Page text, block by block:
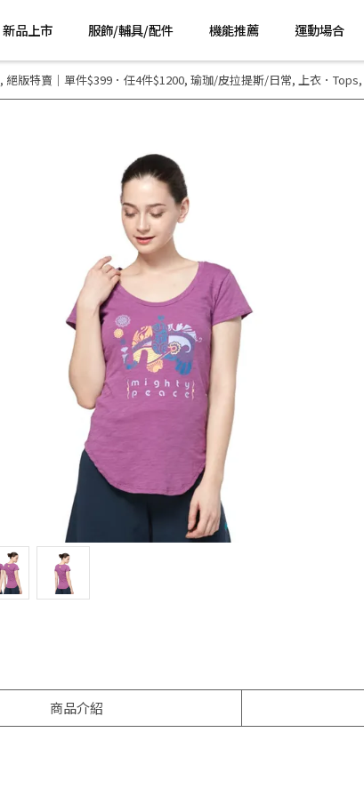
新品上市 服飾/輔具/配件 機能推薦 運動場合
, 絕版特賣｜單件$399．任4件$1200, 瑜珈/皮拉提斯/日常, 上衣．Tops,
商品介紹